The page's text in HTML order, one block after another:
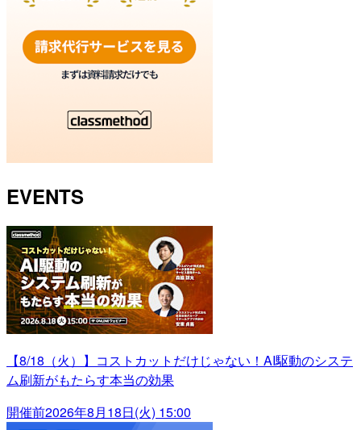
EVENTS
【8/18（火）】コストカットだけじゃない！AI駆動のシステ
ム刷新がもたらす本当の効果
開催前2026年8月18日(火) 15:00